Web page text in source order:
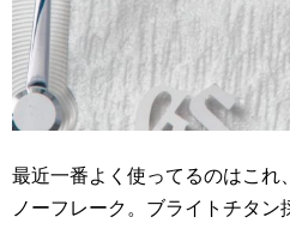
最近一番よく使ってるのはこれ
ノーフレーク。ブライトチタ